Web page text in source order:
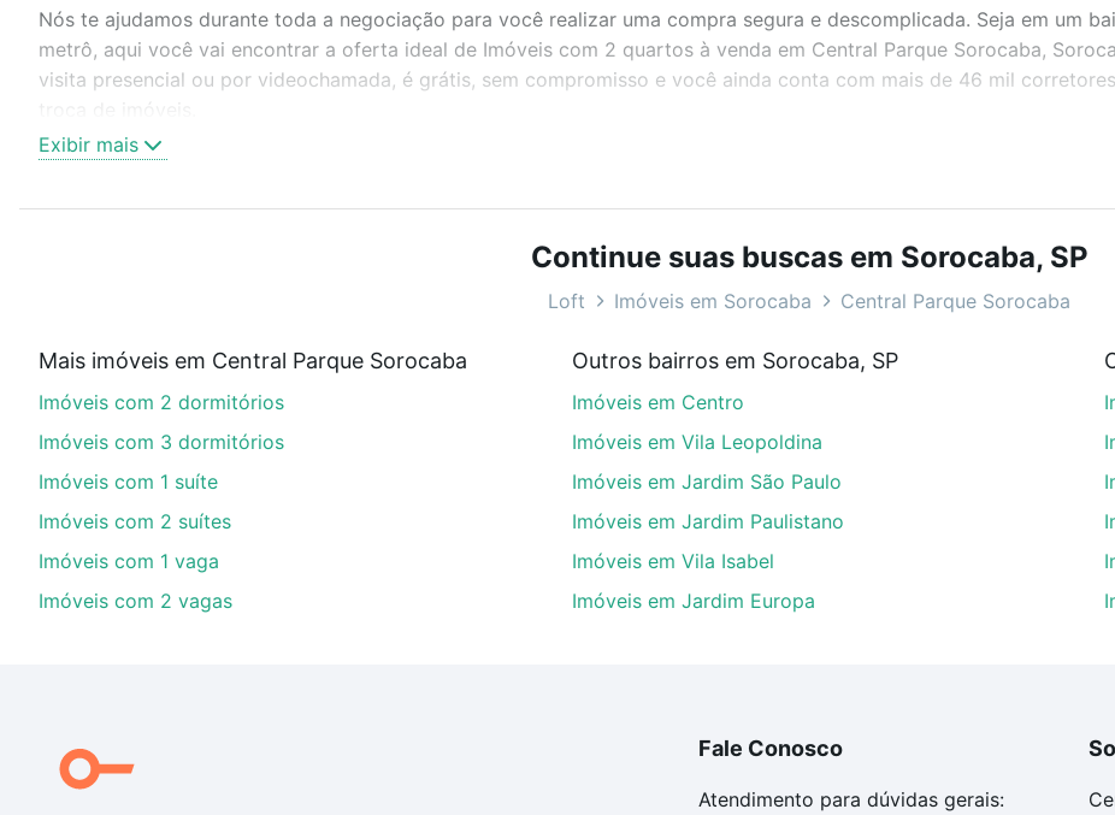
Nós te ajudamos durante toda a negociação para você realizar uma compra segura e descomplicada. Seja em um
metrô, aqui você vai encontrar a oferta ideal de Imóveis com 2 quartos à venda em Central Parque Sorocaba,
visita presencial ou por videochamada, é grátis, sem compromisso e você ainda conta com mais de 46 mil
Como escolher um imóvel?
Use barra de busca no topo para pesquisar por ruas, bairros e até condomínios favoritos. Você também pode usar
ou sem vaga de garagem para combinar perfeitamente com o preço, metragem e comodidades, como piscina,
Imóveis com 2 quartos à venda em Central Parque Sorocaba, Sorocaba, SP ideal para você na Loft.
Aqui na Loft temos a oferta ideal para você, com Imóveis com 2 quartos à venda em Central Parque Sorocaba,
nossas opções de financiamento imobiliário as parcelas podem se adequar ao seu orçamento. Se ainda tem alguma
compra, veja em nosso portal
quanto custa comprar um apartamento e conte com a gente para comprar o imóvel
Exibir mais
Continue suas buscas em Sorocaba, SP
Loft Imóveis em Sorocaba Central Parque Sorocaba
Mais imóveis em Central Parque Sorocaba
Imóveis com 2 dormitórios
Imóveis com 3 dormitórios
Imóveis com 1 suíte
Imóveis com 2 suítes
Imóveis com 1 vaga
Imóveis com 2 vagas
Outros bairros em Sorocaba, SP
Imóveis em Centro
Imóveis em Vila Leopoldina
Imóveis em Jardim São Paulo
Imóveis em Jardim Paulistano
Imóveis em Vila Isabel
Imóveis em Jardim Europa
Fale Conosco
Atendimento para dúvidas gerais: